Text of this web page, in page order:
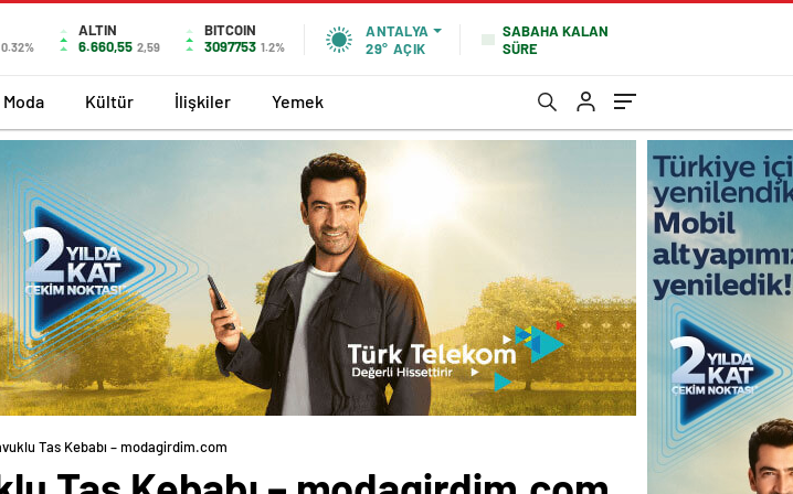
0.32%
ALTIN
6.660,55 2,59
BITCOIN
3097753 1.2%
ANTALYA
29° AÇIK
SABAHA KALAN
SÜRE
Moda Kültür İlişkiler Yemek
Tas Kebabı – modagirdim.com